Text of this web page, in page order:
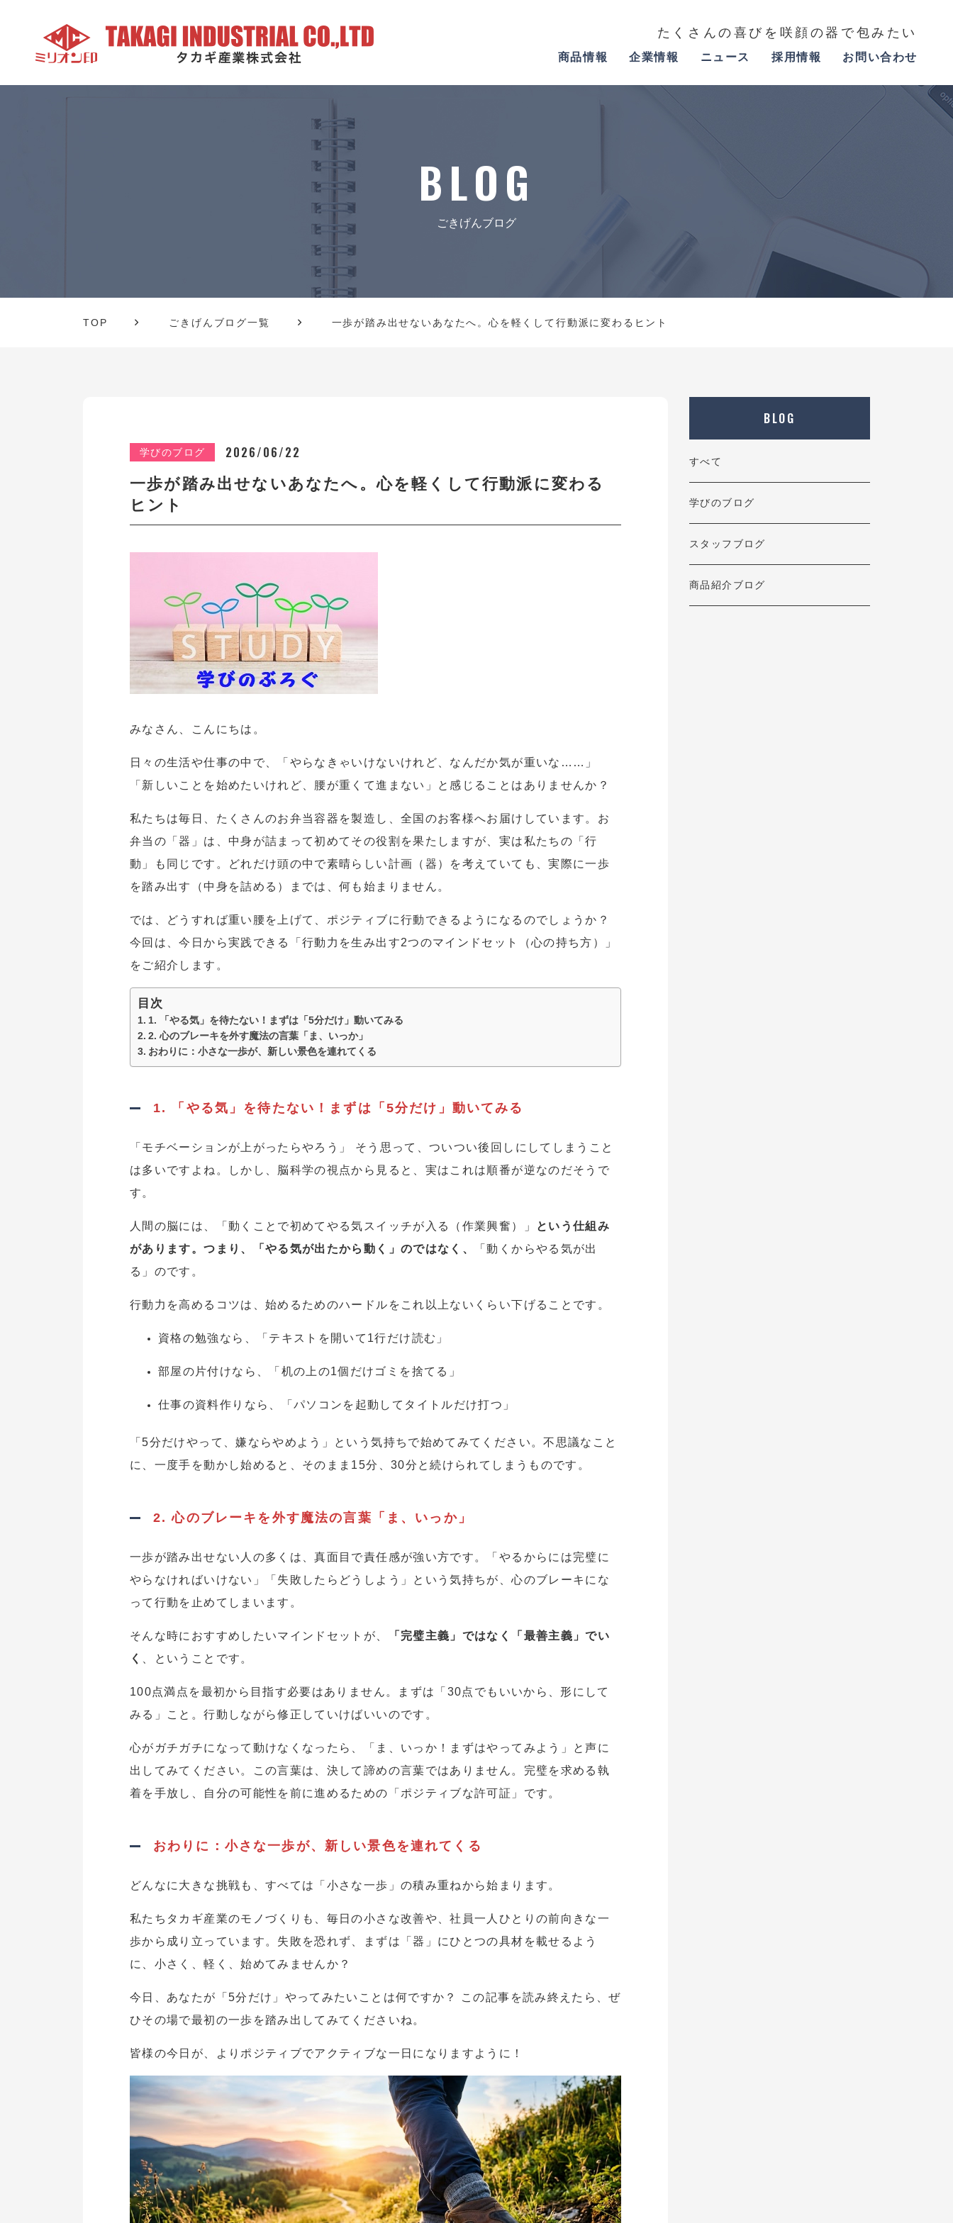
たくさんの喜びを咲顔の器で包みたい
商品情報 企業情報 ニュース 採用情報 お問い合わせ
BLOG
ごきげんブログ
TOP ごきげんブログ一覧 一歩が踏み出せないあなたへ。心を軽くして行動派に変わるヒント
学びのブログ 2026/06/22
一歩が踏み出せないあなたへ。心を軽くして行動派に変わる
ヒント
みなさん、こんにちは。
日々の生活や仕事の中で、「やらなきゃいけないけれど、なんだか気が重いな……」
「新しいことを始めたいけれど、腰が重くて進まない」と感じることはありませんか？
私たちは毎日、たくさんのお弁当容器を製造し、全国のお客様へお届けしています。お
弁当の「器」は、中身が詰まって初めてその役割を果たしますが、実は私たちの「行
動」も同じです。どれだけ頭の中で素晴らしい計画（器）を考えていても、実際に一歩
を踏み出す（中身を詰める）までは、何も始まりません。
では、どうすれば重い腰を上げて、ポジティブに行動できるようになるのでしょうか？
今回は、今日から実践できる「行動力を生み出す2つのマインドセット（心の持ち方）」
をご紹介します。
目次
1. 「やる気」を待たない！まずは「5分だけ」動いてみる
2. 心のブレーキを外す魔法の言葉「ま、いっか」
おわりに：小さな一歩が、新しい景色を連れてくる
1. 「やる気」を待たない！まずは「5分だけ」動いてみる
「モチベーションが上がったらやろう」 そう思って、ついつい後回しにしてしまうこと
は多いですよね。しかし、脳科学の視点から見ると、実はこれは順番が逆なのだそうで
す。
人間の脳には、「動くことで初めてやる気スイッチが入る（作業興奮）」
という仕組み
があります。つまり、「やる気が出たから動く」のではなく、
「動くからやる気が出
る」のです。
行動力を高めるコツは、始めるためのハードルをこれ以上ないくらい下げることです。
資格の勉強なら、「テキストを開いて1行だけ読む」
部屋の片付けなら、「机の上の1個だけゴミを捨てる」
仕事の資料作りなら、「パソコンを起動してタイトルだけ打つ」
「5分だけやって、嫌ならやめよう」という気持ちで始めてみてください。不思議なこと
に、一度手を動かし始めると、そのまま15分、30分と続けられてしまうものです。
2. 心のブレーキを外す魔法の言葉「ま、いっか」
一歩が踏み出せない人の多くは、真面目で責任感が強い方です。「やるからには完璧に
やらなければいけない」「失敗したらどうしよう」という気持ちが、心のブレーキにな
って行動を止めてしまいます。
そんな時におすすめしたいマインドセットが、
「完璧主義」ではなく「最善主義」でい
く
、ということです。
100点満点を最初から目指す必要はありません。まずは「30点でもいいから、形にして
みる」こと。行動しながら修正していけばいいのです。
心がガチガチになって動けなくなったら、「ま、いっか！まずはやってみよう」と声に
出してみてください。この言葉は、決して諦めの言葉ではありません。完璧を求める執
着を手放し、自分の可能性を前に進めるための「ポジティブな許可証」です。
おわりに：小さな一歩が、新しい景色を連れてくる
どんなに大きな挑戦も、すべては「小さな一歩」の積み重ねから始まります。
私たちタカギ産業のモノづくりも、毎日の小さな改善や、社員一人ひとりの前向きな一
歩から成り立っています。失敗を恐れず、まずは「器」にひとつの具材を載せるよう
に、小さく、軽く、始めてみませんか？
今日、あなたが「5分だけ」やってみたいことは何ですか？ この記事を読み終えたら、ぜ
ひその場で最初の一歩を踏み出してみてくださいね。
皆様の今日が、よりポジティブでアクティブな一日になりますように！
BLOG
すべて
学びのブログ
スタッフブログ
商品紹介ブログ